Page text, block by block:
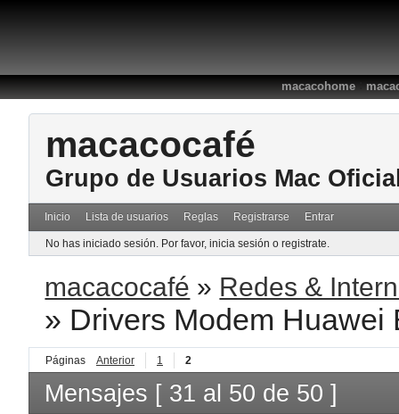
macacohome:
macacocafé
Grupo de Usuarios Mac
Inicio Lista de usuarios Reglas Registrarse Entrar
No has iniciado sesión. Por favor, inicia sesión o registrate.
macacocafé » Redes &
» Drivers Modem Huawei
Páginas Anterior 1 2
Mensajes [ 31 al 50 de 50 ]